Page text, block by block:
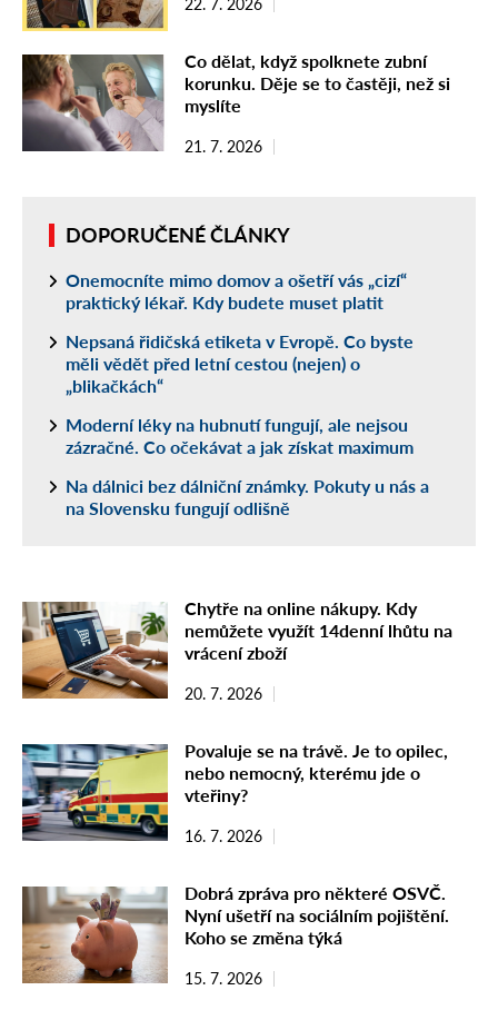
Co dělat, když spolknete zubní
korunku. Děje se to častěji, než si
myslíte
21. 7. 2026
DOPORUČENÉ ČLÁNKY
Onemocníte mimo domov a ošetří vás „cizí“
praktický lékař. Kdy budete muset platit
Nepsaná řidičská etiketa v Evropě. Co byste
měli vědět před letní cestou (nejen) o
„blikačkách“
Moderní léky na hubnutí fungují, ale nejsou
zázračné. Co očekávat a jak získat maximum
Na dálnici bez dálniční známky. Pokuty u nás a
na Slovensku fungují odlišně
Chytře na online nákupy. Kdy
nemůžete využít 14denní lhůtu na
vrácení zboží
20. 7. 2026
Povaluje se na trávě. Je to opilec,
nebo nemocný, kterému jde o
vteřiny?
16. 7. 2026
Dobrá zpráva pro některé OSVČ.
Nyní ušetří na sociálním pojištění.
Koho se změna týká
15. 7. 2026